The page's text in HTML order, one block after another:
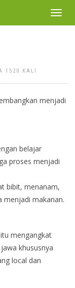
Toggle
1520 KALI
menjadi
belajar
proses menjadi
bibit, menanam,
menjadi makanan.
mengangkat
khususnya
local dan